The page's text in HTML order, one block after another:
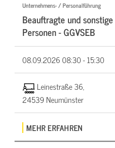
Unternehmens- / Personalführung
Beauftragte und
Personen - GGVSEB
08.09.202608:30 - 15:30
Leinestraße 36,
24539 Neumünster
MEHR ERFAHREN